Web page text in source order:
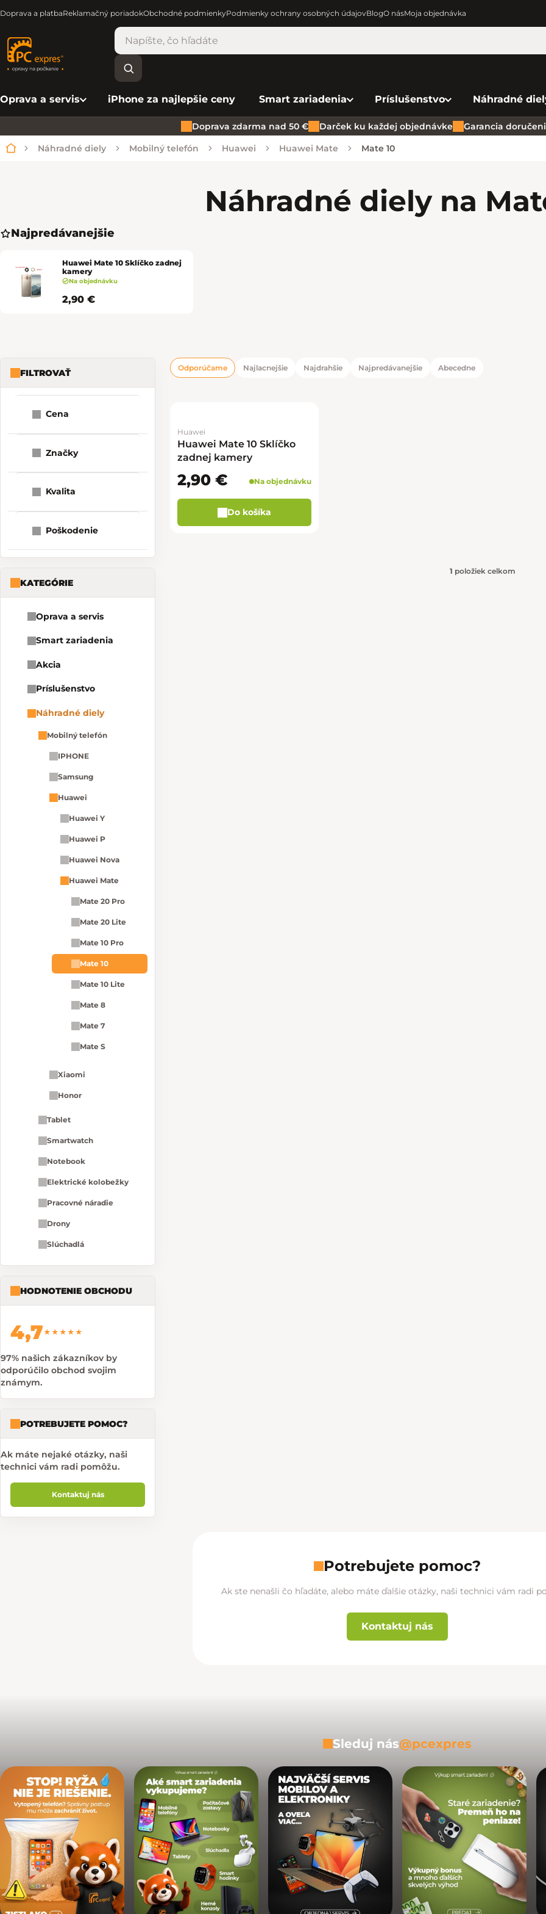
Doprava a platbaReklamačný poriadokObchodné podmienkyPodmienky ochrany osobných údajovBlogO násMoja objednávka
Oprava a servis iPhone za najlepšie ceny Smart zariadenia Príslušenstvo Náhradné
Doprava zdarma nad 50 € Darček ku každej objednávke Garancia
Domov
Náhradné diely Mobilný telefón Huawei Huawei Mate Mate 10
Náhradné diely na
Najpredávanejšie
Huawei Mate 10 Sklíčko zadnej
kamery
Na objednávku
2,90 €
Bočný panel
FILTROVAŤ
Cena
Značky
Kvalita
Poškodenie
KATEGÓRIE
Oprava a servis
Smart zariadenia
Akcia
Príslušenstvo
Náhradné diely
Mobilný telefón
IPHONE
Samsung
Huawei
Huawei Y
Huawei P
Huawei Nova
Huawei Mate
Mate 20 Pro
Mate 20 Lite
Mate 10 Pro
Mate 10
Mate 10 Lite
Mate 8
Mate 7
Mate S
Xiaomi
Honor
Tablet
Smartwatch
Notebook
Elektrické kolobežky
Pracovné náradie
Drony
Slúchadlá
HODNOTENIE OBCHODU
4,7★★★★★
97% našich zákazníkov by
odporúčilo obchod svojim
známym.
POTREBUJETE POMOC?
Ak máte nejaké otázky, naši
technici vám radi pomôžu.
Kontaktuj nás
Radenie produktov
Odporúčame Najlacnejšie Najdrahšie Najpredávanejšie Abecedne
Výpis produktov
Huawei
Huawei Mate 10 Sklíčko
zadnej kamery
2,90 € Na objednávku
Do košíka
1 položiek celkom
Potrebujete pomoc?
Ak ste nenašli čo hľadáte, alebo máte ďalšie otázky, naši technici vám radi
Kontaktuj nás
Sleduj nás@pcexpres